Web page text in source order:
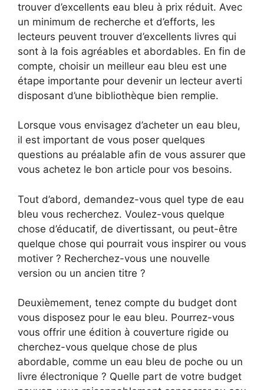
trouver d’excellents eau bleu à prix réduit. Avec
un minimum de recherche et d’efforts, les
lecteurs peuvent trouver d’excellents livres qui
sont à la fois agréables et abordables. En fin de
compte, choisir un meilleur eau bleu est une
étape importante pour devenir un lecteur averti
disposant d’une bibliothèque bien remplie.
Lorsque vous envisagez d’acheter un eau bleu,
il est important de vous poser quelques
questions au préalable afin de vous assurer que
vous achetez le bon article pour vos besoins.
Tout d’abord, demandez-vous quel type de eau
bleu vous recherchez. Voulez-vous quelque
chose d’éducatif, de divertissant, ou peut-être
quelque chose qui pourrait vous inspirer ou vous
motiver ? Recherchez-vous une nouvelle
version ou un ancien titre ?
Deuxièmement, tenez compte du budget dont
vous disposez pour le eau bleu. Pourrez-vous
vous offrir une édition à couverture rigide ou
cherchez-vous quelque chose de plus
abordable, comme un eau bleu de poche ou un
livre électronique ? Quelle part de votre budget